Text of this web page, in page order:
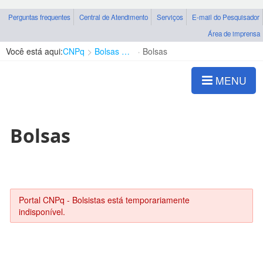
Perguntas frequentes Central de Atendimento Serviços
E-mail do Pesquisador
Área de imprensa
Você está aqui:CNPq Bolsas e Auxílios Vigentes Bolsas
MENU
Bolsas
Portal CNPq - Bolsistas está temporariamente
indisponível.